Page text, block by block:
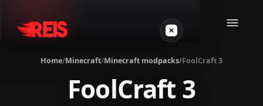
Minecraft
Home/Minecraft/Minecraft modpacks/FoolCraft 3
FoolCraft 3